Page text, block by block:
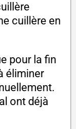
cuillère en
pour la fin
éliminer
ont déjà